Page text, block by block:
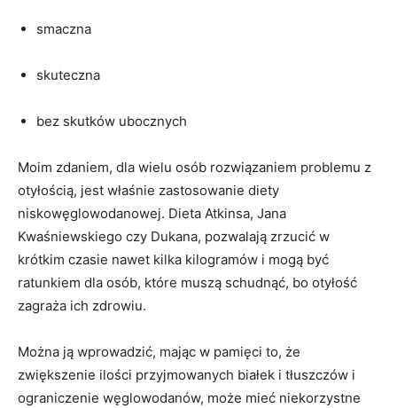
smaczna
skuteczna
bez skutków ubocznych
Moim zdaniem, dla wielu osób rozwiązaniem problemu z
otyłością, jest właśnie zastosowanie diety
niskowęglowodanowej. Dieta Atkinsa, Jana
Kwaśniewskiego czy Dukana, pozwalają zrzucić w
krótkim czasie nawet kilka kilogramów i mogą być
ratunkiem dla osób, które muszą schudnąć, bo otyłość
zagraża ich zdrowiu.
Można ją wprowadzić, mając w pamięci to, że
zwiększenie ilości przyjmowanych białek i tłuszczów i
ograniczenie węglowodanów, może mieć niekorzystne